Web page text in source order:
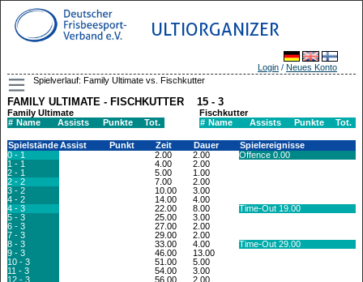
ULTIORGANIZER
Login / Neues Konto
Spielverlauf: Family Ultimate vs. Fischkutter
FAMILY ULTIMATE - FISCHKUTTER 15 - 3
Family Ultimate
# Name Assists Punkte Tot.
Fischkutter
# Name Assists Punkte Tot.
SpielständeAssist Punkt Zeit Dauer
Spielereignisse
0 - 1
2.00 2.00
Offence 0.00
1 - 1
4.00
2.00
2 - 1
5.00
1.00
2 - 2
7.00
2.00
3 - 2
10.00
3.00
4 - 2
14.00
4.00
4 - 3
22.00 8.00
Time-Out 19.00
5 - 3
25.00
3.00
6 - 3
27.00
2.00
7 - 3
29.00
2.00
8 - 3
33.00 4.00
Time-Out 29.00
9 - 3
46.00
13.00
10 - 3
51.00
5.00
11 - 3
54.00
3.00
12 - 3
56.00
2.00